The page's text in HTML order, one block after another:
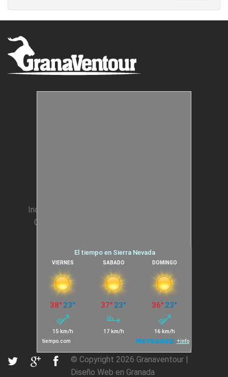
Incentivos para Empresas
Condiciones generales
© Copyright 2026 Granaventour |
Diseño Web en Granada